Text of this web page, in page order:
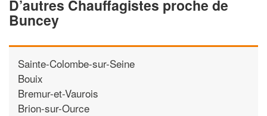
D’autres Chauffagistes proche de
Buncey
Sainte-Colombe-sur-Seine
Bouix
Bremur-et-Vaurois
Brion-sur-Ource